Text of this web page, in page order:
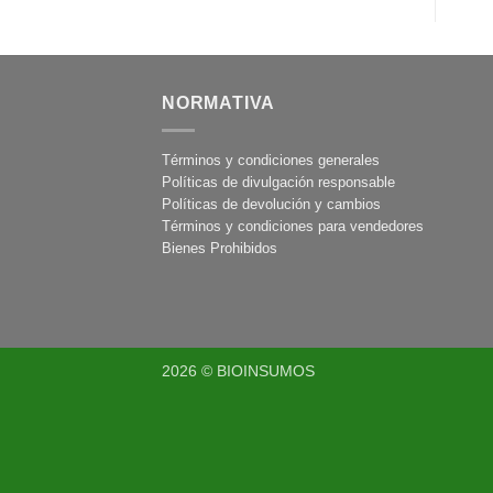
NORMATIVA
Términos y condiciones generales
Políticas de divulgación responsable
Políticas de devolución y cambios
Términos y condiciones para vendedores
Bienes Prohibidos
2026 © BIOINSUMOS